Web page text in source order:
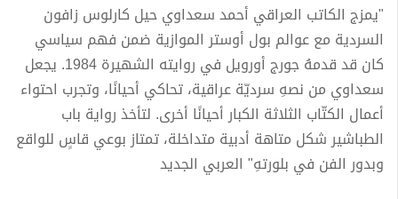
"يمزج الكاتب العراقي أحمد سعداوي حيل كارلوس زافون
السردية مع عوالم بول أوستر الموازية ضمن فهم سياسي
كان قد قدمهُ جورج أورويل في روايته الشهيرة 1984. يجعل
سعداوي من نصهِ سرديّة عراقية، تحاكي أحيانًا، وتجرب احتواء
أعمال الكتّاب الثلاثة الكبار أحيانًا أخرى. لتأخذ رواية باب
الطباشير شكل متاهة أدبية متداخلة، تمتاز بوعي قاسٍ للواقع
وبدور الفن في بلورتهِ" العربي الجديد